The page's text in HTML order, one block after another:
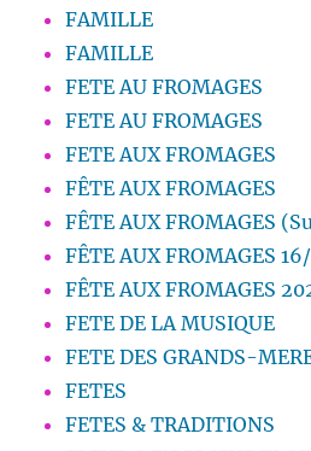
FAMILLE
FAMILLE
FETE AU FROMAGES
FETE AU FROMAGES
FETE AUX FROMAGES
FÊTE AUX FROMAGES
FÊTE AUX FROMAGES
FÊTE AUX FROMAGES
FÊTE AUX FROMAGES
FETE DE LA MUSIQUE
FETE DES GRANDS-
FETES
FETES & TRADITIONS